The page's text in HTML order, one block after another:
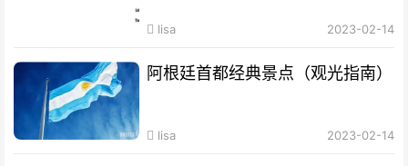
lisa 2023-02-14
阿根廷首都经典景点（观光指南）
lisa 2023-02-14